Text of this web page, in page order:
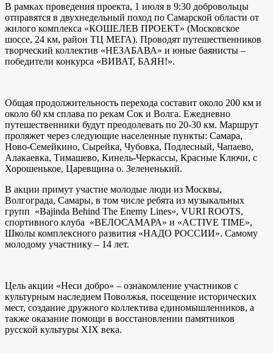
В рамках проведения проекта, 1 июля в 9:30 добровольцы
отправятся в двухнедельный поход по Самарской области от
жилого комплекса «КОШЕЛЕВ ПРОЕКТ» (Московское
шоссе, 24 км, район ТЦ МЕГА). Проводят путешественников
творческий коллектив «НЕЗАБАВА» и юные баянисты –
победители конкурса «ВИВАТ, БАЯН!».
Общая продолжительность перехода составит около 200 км и
около 60 км сплава по рекам Сок и Волга. Ежедневно
путешественники будут преодолевать по 20-30 км. Маршрут
проляжет через следующие населенные пункты: Самара,
Ново-Семейкино, Сырейка, Чубовка, Подлесный, Чапаево,
Алакаевка, Тимашево, Кинель-Черкассы, Красные Ключи, с
Хорошенькое, Царевщина о. Зелененький.
В акции примут участие молодые люди из Москвы,
Волгограда, Самары, в том числе ребята из музыкальных
групп «Bajinda Behind The Enemy Lines», VURI ROOTS,
спортивного клуба «ВЕЛОСАМАРА» и «ACTIVE TIME»,
Школы комплексного развития «НАДО РОССИИ». Самому
молодому участнику – 14 лет.
Цель акции «Неси добро» – ознакомление участников с
культурным наследием Поволжья, посещение исторических
мест, создание дружного коллектива единомышленников, а
также оказание помощи в восстановлении памятников
русской культуры XIX века.